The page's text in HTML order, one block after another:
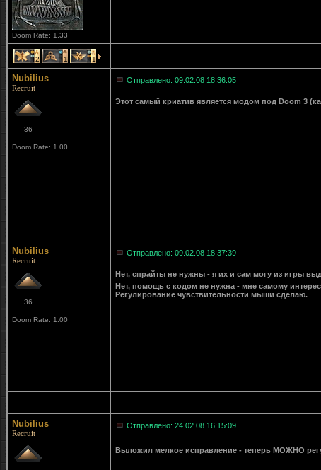
Doom Rate: 1.33
2 1 1
Nubilius
Recruit
36
Doom Rate: 1.00
Отправлено: 09.02.08 18:36:05
Этот самый криатив является модом под Doom 3
Nubilius
Recruit
36
Doom Rate: 1.00
Отправлено: 09.02.08 18:37:39
Нет, спрайты не нужны - я их и сам могу из игры
Нет, помощь с кодом не нужна - мне самому
Регулирование чувствительности мыши сделаю.
Nubilius
Recruit
Отправлено: 24.02.08 16:15:09
Выложил мелкое исправление - теперь МОЖНО